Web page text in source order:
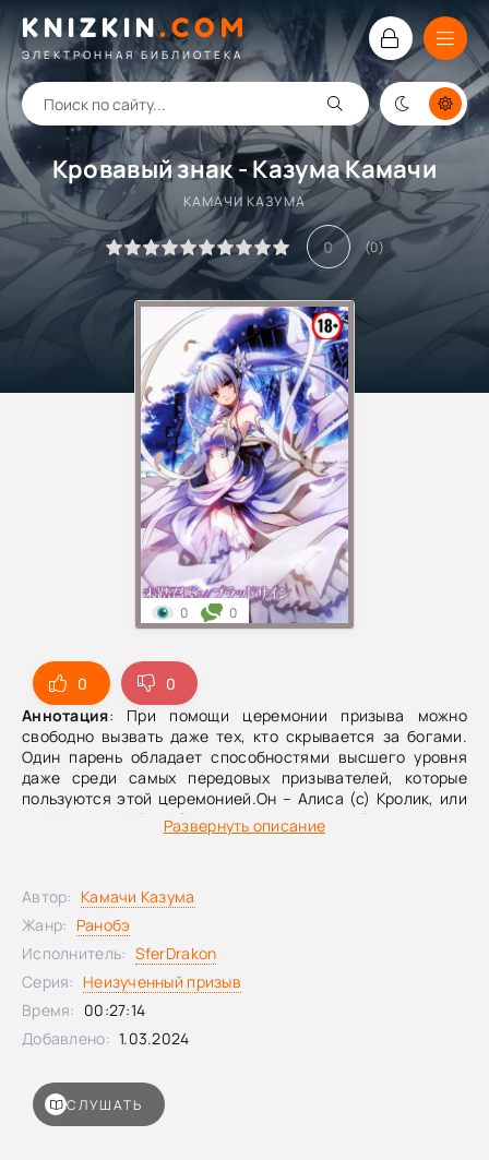
KNIZKIN.COM
ЭЛЕКТРОННАЯ БИБЛИОТЕКА
Кровавый знак - Казума Камачи
КАМАЧИ КАЗУМА
0 (0)
0
0
Аннотация: При помощи церемонии призыва можно
свободно вызвать даже тех, кто скрывается за богами.
Один парень обладает способностями высшего уровня
даже среди самых передовых призывателей, которые
пользуются этой церемонией.Он – Алиса (с) Кролик, или
же Широяма Кёске.Однако у этого сильнейшего парня-
призывателя есть одна смертельная слабость.
девушки, которая оказалась на грани смерти, Кёске
бросается в город, где столкнулись Три Великие
Призывные Силы!
Развернуть описание
0 0
СЛУШАТЬ
Автор: Камачи Казума
Жанр: Ранобэ
Исполнитель: SferDrakon
Серия: Неизученный призыв
Время: 00:27:14
Добавлено: 1.03.2024